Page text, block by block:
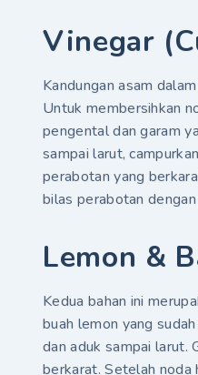
Vinegar
Kandungan asam
Untuk membersihkan
pengental dan garam
sampai larut,
perabotan yang
bilas perabotan
Lemon &
Kedua bahan ini
buah lemon yang
dan aduk sampai larut.
berkarat. Setelah noda